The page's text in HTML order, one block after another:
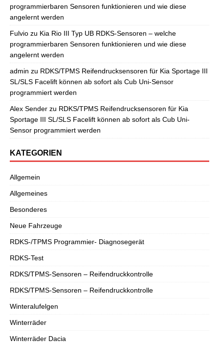
programmierbaren Sensoren funktionieren und wie diese
angelernt werden
Fulvio zu Kia Rio III Typ UB RDKS-Sensoren – welche
programmierbaren Sensoren funktionieren und wie diese
angelernt werden
admin zu RDKS/TPMS Reifendrucksensoren für Kia Sportage III
SL/SLS Facelift können ab sofort als Cub Uni-Sensor
programmiert werden
Alex Sender zu RDKS/TPMS Reifendrucksensoren für Kia
Sportage III SL/SLS Facelift können ab sofort als Cub Uni-
Sensor programmiert werden
KATEGORIEN
Allgemein
Allgemeines
Besonderes
Neue Fahrzeuge
RDKS-/TPMS Programmier- Diagnosegerät
RDKS-Test
RDKS/TPMS-Sensoren – Reifendruckkontrolle
RDKS/TPMS-Sensoren – Reifendruckkontrolle
Winteralufelgen
Winterräder
Winterräder Dacia